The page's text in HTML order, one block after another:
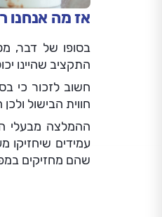
אז מה אנחנו
בסופו של דבר,
התקציב שהיינו
חשוב לזכור כי
חווית הבישול
ההמלצה מבעלי
עמידים שיחזיקו
שהם מחזיקים